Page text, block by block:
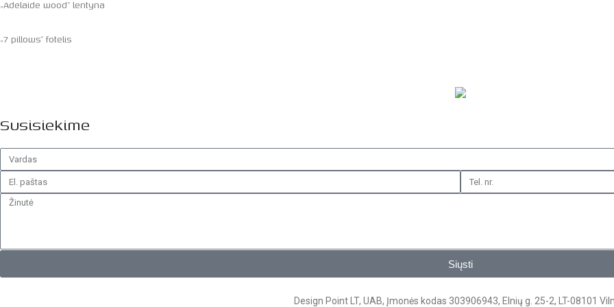
„Adelaide wood” lentyna
„7 pillows” fotelis
Susisiekime
Siųsti
Design Point LT, UAB, Įmonės kodas 303906943, Elnių g. 25-2, LT-08101